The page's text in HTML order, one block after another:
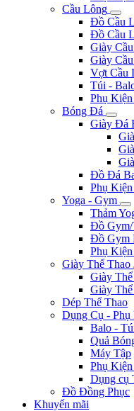
Cầu Lông
Đồ Cầu
Đồ Cầu
Giày
Giày
Vợt Cầu
Túi -
Phụ
Bóng Đá
Giày Đá
Đồ Đá
Phụ
Yoga - Gym
Thảm
Đồ Gym/
Đồ Gym
Phụ
Giày Thể Thao
Giày
Giày
Dép Thể Thao
Dụng Cụ - Phụ
Balo -
Quả
Máy Tập
Phụ
Dụng cụ
Đồ Đồng Phục
Khuyến mãi